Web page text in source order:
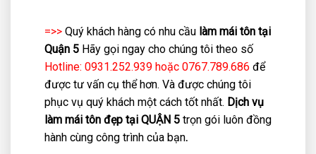
=>> Quý khách hàng có nhu cầu làm mái tôn tại
Quận 5 Hãy gọi ngay cho chúng tôi theo số
Hotline: 0931.252.939 hoặc 0767.789.686 để
được tư vấn cụ thể hơn. Và được chúng tôi
phục vụ quý khách một cách tốt nhất. Dịch vụ
làm mái tôn đẹp tại QUẬN 5 trọn gói luôn đồng
hành cùng công trình của bạn.